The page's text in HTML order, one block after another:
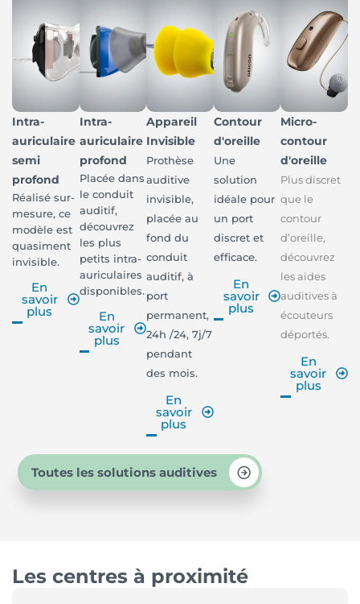
Intra-
auriculaire
semi
profond
Réalisé sur-
mesure, ce
modèle est
quasiment
invisible.
En
savoir
plus
Intra-
auriculaire
profond
Placée dans
le conduit
auditif,
découvrez
les plus
petits intra-
auriculaires
disponibles.
En
savoir
plus
Appareil
Invisible
Prothèse
auditive
invisible,
placée au
fond du
conduit
auditif, à
port
permanent,
24h /24, 7j/7
pendant
des mois.
En
savoir
plus
Contour
d'oreille
Une
solution
idéale pour
un port
discret et
efficace.
En
savoir
plus
Micro-
contour
d'oreille
Plus discret
que le
contour
d’oreille,
découvrez
les aides
auditives à
écouteurs
déportés.
En
savoir
plus
Toutes les solutions auditives
Les centres à proximité